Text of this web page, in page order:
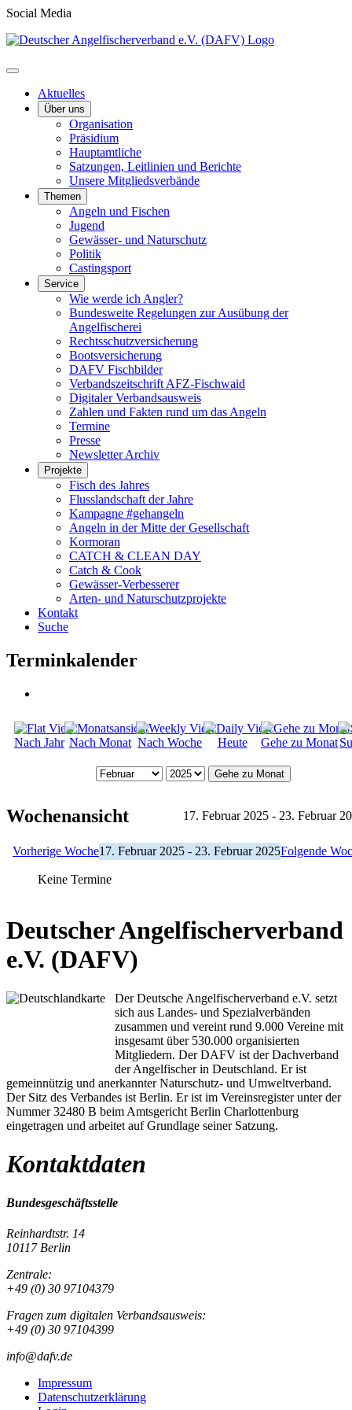
Social Media
Aktuelles
Über uns
Organisation
Präsidium
Hauptamtliche
Satzungen, Leitlinien und Berichte
Unsere Mitgliedsverbände
Themen
Angeln und Fischen
Jugend
Gewässer- und Naturschutz
Politik
Castingsport
Service
Wie werde ich Angler?
Bundesweite Regelungen zur Ausübung der
Angelfischerei
Rechtsschutzversicherung
Bootsversicherung
DAFV Fischbilder
Verbandszeitschrift AFZ-Fischwaid
Digitaler Verbandsausweis
Zahlen und Fakten rund um das Angeln
Termine
Presse
Newsletter Archiv
Projekte
Fisch des Jahres
Flusslandschaft der Jahre
Kampagne #gehangeln
Angeln in der Mitte der Gesellschaft
Kormoran
CATCH & CLEAN DAY
Catch & Cook
Gewässer-Verbesserer
Arten- und Naturschutzprojekte
Kontakt
Suche
Terminkalender
Nach Jahr Nach Monat Nach Woche Heute Gehe zu Monat
Gehe zu Monat
Wochenansicht 17. Februar 2025 - 23. Februar
Vorherige Woche17. Februar 2025 - 23. Februar 2025Folgende
Keine Termine
Deutscher Angelfischerverband
e.V. (DAFV)
Der Deutsche Angelfischerverband e.V. setzt
sich aus Landes- und Spezialverbänden
zusammen und vereint rund 9.000 Vereine mit
insgesamt über 530.000 organisierten
Mitgliedern. Der DAFV ist der Dachverband
der Angelfischer in Deutschland. Er ist
gemeinnützig und anerkannter Naturschutz- und Umweltverband.
Der Sitz des Verbandes ist Berlin. Er ist im Vereinsregister unter der
Nummer 32480 B beim Amtsgericht Berlin Charlottenburg
eingetragen und arbeitet auf Grundlage seiner Satzung.
Kontaktdaten
Bundesgeschäftsstelle
Reinhardtstr. 14
10117 Berlin
Zentrale:
+49 (0) 30 97104379
Fragen zum digitalen Verbandsausweis:
+49 (0) 30 97104399
info@dafv.de
Impressum
Datenschutzerklärung